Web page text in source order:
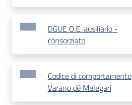
DGUE O.E. ausiliario -
consorziato
Codice di comportamento
Varano dé Melegari